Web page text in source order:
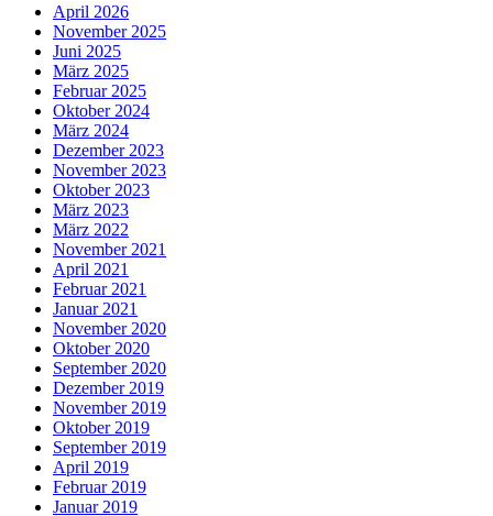
April 2026
November 2025
Juni 2025
März 2025
Februar 2025
Oktober 2024
März 2024
Dezember 2023
November 2023
Oktober 2023
März 2023
März 2022
November 2021
April 2021
Februar 2021
Januar 2021
November 2020
Oktober 2020
September 2020
Dezember 2019
November 2019
Oktober 2019
September 2019
April 2019
Februar 2019
Januar 2019